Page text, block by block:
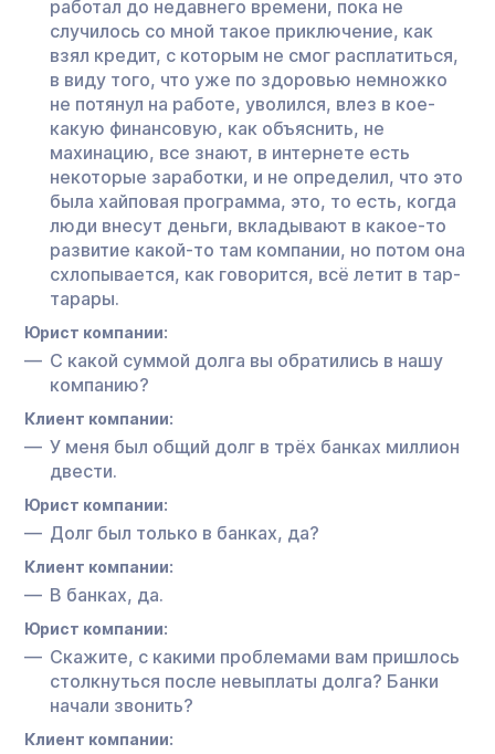
работал до недавнего времени, пока не
случилось со мной такое приключение, как
взял кредит, с которым не смог расплатиться,
в виду того, что уже по здоровью немножко
не потянул на работе, уволился, влез в кое-
какую финансовую, как объяснить, не
махинацию, все знают, в интернете есть
некоторые заработки, и не определил, что это
была хайповая программа, это, то есть, когда
люди внесут деньги, вкладывают в какое-то
развитие какой-то там компании, но потом она
схлопывается, как говорится, всё летит в тар-
тарары.
Юрист компании:
С какой суммой долга вы обратились в нашу
компанию?
Клиент компании:
У меня был общий долг в трёх банках миллион
двести.
Юрист компании:
Долг был только в банках, да?
Клиент компании:
В банках, да.
Юрист компании:
Скажите, с какими проблемами вам пришлось
столкнуться после невыплаты долга? Банки
начали звонить?
Клиент компании: